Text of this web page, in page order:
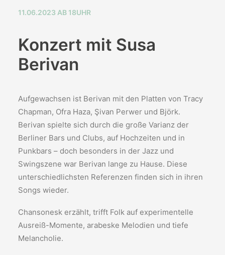
11.06.2023 AB 18UHR
Konzert mit Susa
Berivan
Aufgewachsen ist Berivan mit den Platten von Tracy
Chapman, Ofra Haza, Şivan Perwer und Björk.
Berivan spielte sich durch die große Varianz der
Berliner Bars und Clubs, auf Hochzeiten und in
Punkbars – doch besonders in der Jazz und
Swingszene war Berivan lange zu Hause. Diese
unterschiedlichsten Referenzen finden sich in ihren
Songs wieder.
Chansonesk erzählt, trifft Folk auf experimentelle
Ausreiß-Momente, arabeske Melodien und tiefe
Melancholie.